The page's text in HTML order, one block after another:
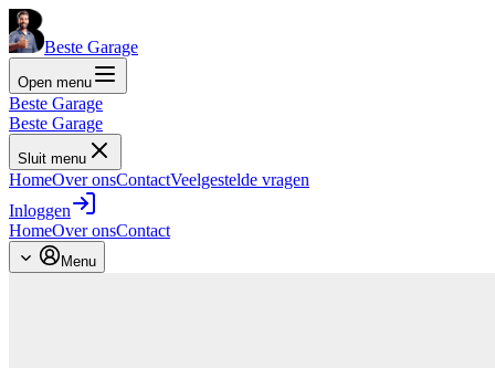
Beste Garage
Open menu
Beste Garage
Beste Garage
Sluit menu
HomeOver onsContactVeelgestelde vragen
Inloggen
HomeOver onsContact
Menu